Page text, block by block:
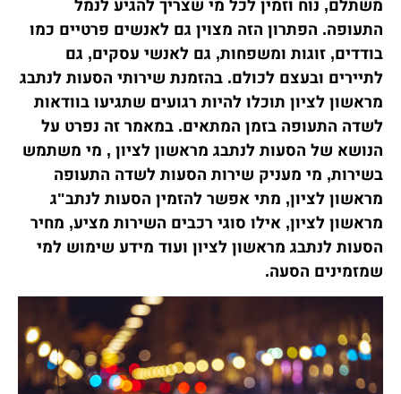
משתלם, נוח וזמין לכל מי שצריך להגיע לנמל
התעופה. הפתרון הזה מצוין גם לאנשים פרטיים כמו
בודדים, זוגות ומשפחות, גם לאנשי עסקים, גם
לתיירים ובעצם לכולם. בהזמנת שירותי הסעות לנתבג
מראשון לציון תוכלו להיות רגועים שתגיעו בוודאות
לשדה התעופה בזמן המתאים. במאמר זה נפרט על
הנושא של הסעות לנתבג מראשון לציון , מי משתמש
בשירות, מי מעניק שירות הסעות לשדה התעופה
מראשון לציון, מתי אפשר להזמין הסעות לנתב"ג
מראשון לציון, אילו סוגי רכבים השירות מציע, מחיר
הסעות לנתבג מראשון לציון ועוד מידע שימוש למי
שמזמינים הסעה.